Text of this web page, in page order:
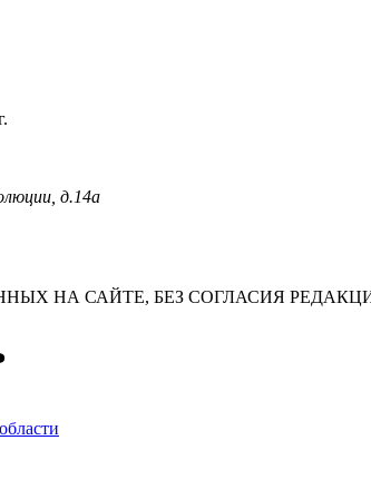
д.14а
НА САЙТЕ, БЕЗ СОГЛАСИЯ